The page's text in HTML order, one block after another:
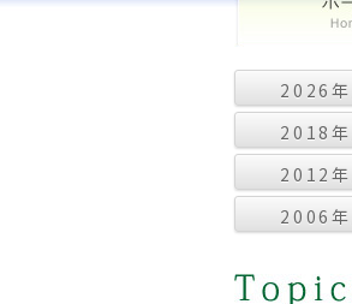
2026
2018
2012
2006